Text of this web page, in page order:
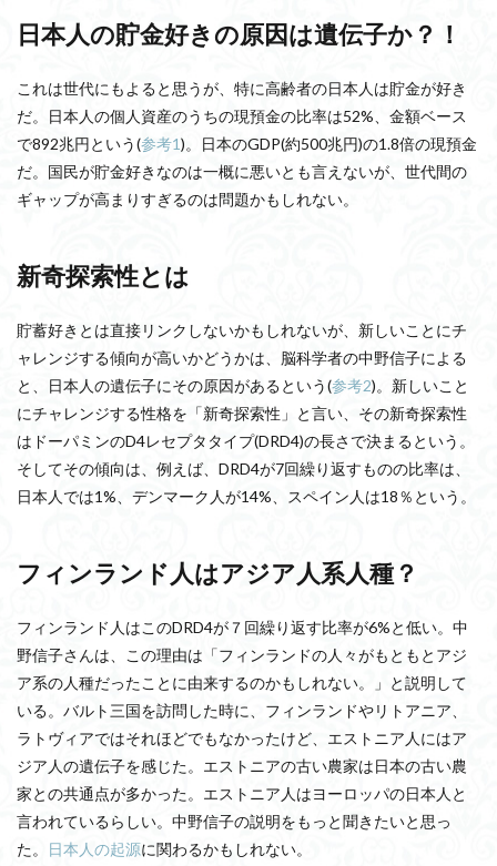
日本人の貯金好きの原因は遺伝子か？！
これは世代にもよると思うが、特に高齢者の日本人は貯金が好き
だ。日本人の個人資産のうちの現預金の比率は52%、金額ベース
で892兆円という(参考1)。日本のGDP(約500兆円)の1.8倍の現預金
だ。国民が貯金好きなのは一概に悪いとも言えないが、世代間の
ギャップが高まりすぎるのは問題かもしれない。
新奇探索性とは
貯蓄好きとは直接リンクしないかもしれないが、新しいことにチ
ャレンジする傾向が高いかどうかは、脳科学者の中野信子による
と、日本人の遺伝子にその原因があるという(参考2)。新しいこと
にチャレンジする性格を「新奇探索性」と言い、その新奇探索性
はドーパミンのD4レセプタタイプ(DRD4)の長さで決まるという。
そしてその傾向は、例えば、DRD4が7回繰り返すものの比率は、
日本人では1%、デンマーク人が14%、スペイン人は18％という。
フィンランド人はアジア人系人種？
フィンランド人はこのDRD4が７回繰り返す比率が6%と低い。中
野信子さんは、この理由は「フィンランドの人々がもともとアジ
ア系の人種だったことに由来するのかもしれない。」と説明して
いる。バルト三国を訪問した時に、フィンランドやリトアニア、
ラトヴィアではそれほどでもなかったけど、エストニア人にはア
ジア人の遺伝子を感じた。エストニアの古い農家は日本の古い農
家との共通点が多かった。エストニア人はヨーロッパの日本人と
言われているらしい。中野信子の説明をもっと聞きたいと思っ
た。
日本人の起源に関わるかもしれない。